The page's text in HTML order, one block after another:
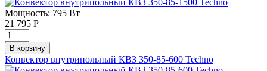
Мощность: 795 Вт
21 795 Р
Конвектор внутрипольный КВЗ 350-85-600 Techno